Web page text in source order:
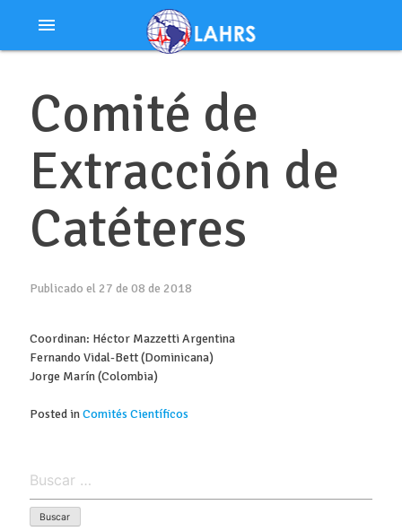
menu
Comité de
Extracción de
Catéteres
Publicado el 27 de 08 de 2018
Coordinan: Héctor Mazzetti Argentina
Fernando Vidal-Bett (Dominicana)
Jorge Marín (Colombia)
Posted inComités Científicos